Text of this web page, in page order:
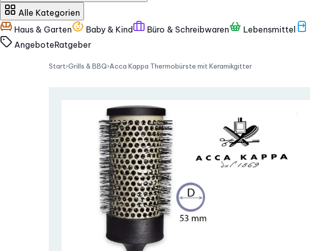
Alle Kategorien
Haus & Garten
Baby & Kind Büro & Schreibwaren Lebensmittel
AngeboteRatgeber
Start›Grills & BBQ›Acca Kappa Thermobürste mit Keramikgitter